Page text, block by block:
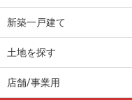
新築一戸建て
土地を探す
店舗/事業用